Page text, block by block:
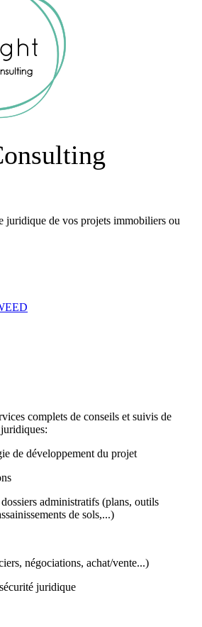
juridique de vos projets immobiliers ou
complets de conseils et suivis de
de développement du projet
administratifs (plans, outils
de sols,...)
négociations, achat/vente...)
juridique